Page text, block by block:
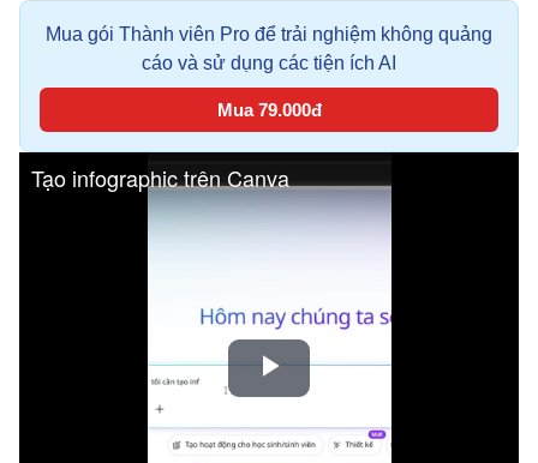
Mua gói Thành viên Pro để trải nghiệm không quảng
cáo và sử dụng các tiện ích AI
Mua 79.000đ